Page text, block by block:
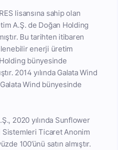
lisansına sahip olan
A.Ş. de Doğan Holding
Bu tarihten itibaren
enerji üretim
bünyesinde
2014 yılında Galata Wind
Wind bünyesinde
2020 yılında Sunflower
Sistemleri Ticaret Anonim
100’ünü satın almıştır.